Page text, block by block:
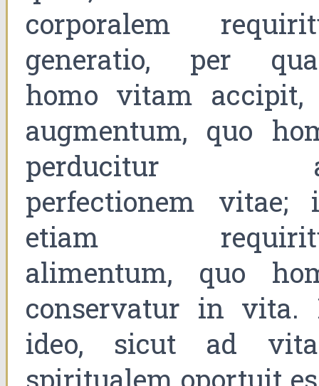
corporalem
generatio, per
homo vitam accipit,
augmentum, quo
perducitur
perfectionem vitae;
etiam
alimentum, quo
conservatur in vita.
ideo, sicut ad